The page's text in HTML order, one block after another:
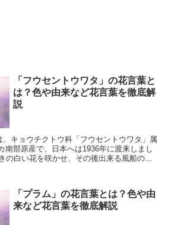
「フウセントウワタ」の花言葉と
は？色や由来など花言葉を徹底解
説
、キョウチクトウ科「フウセントウワタ」属
南部原産で、日本へは1936年に渡来しまし
の白い花を咲かせ、その後出来る風船のよ
「プラム」の花言葉とは？色や由
来など花言葉を徹底解説